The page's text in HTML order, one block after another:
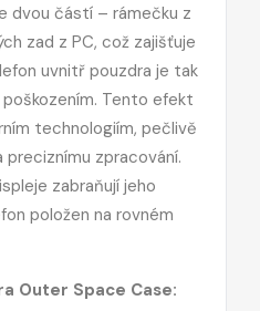
dvou částí – rámečku z
zad z PC, což zajišťuje
uvnitř pouzdra je tak
Tento efekt
technologiím, pečlivě
zpracování.
zabraňují jeho
položen na rovném
Outer Space Case: